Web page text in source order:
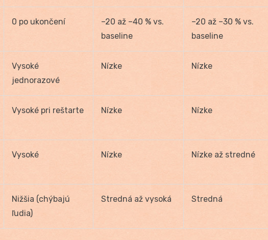
0 po ukončení
–20 až –40 % vs.
baseline
–20 až –30 % vs.
baseline
Vysoké
jednorazové
Nízke Nízke
Vysoké pri reštarte Nízke Nízke
Vysoké Nízke Nízke až stredné
Nižšia (chýbajú
ľudia)
Stredná až vysoká Stredná